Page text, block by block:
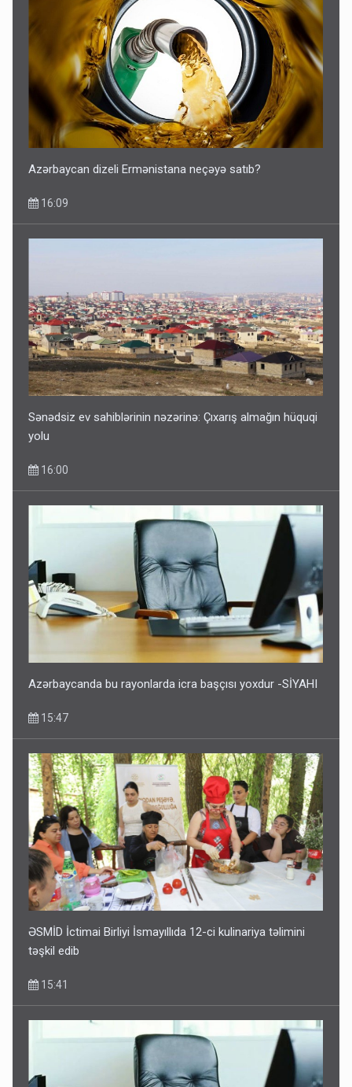
Azərbaycan dizeli Ermənistana neçəyə satıb?
16:09
Sənədsiz ev sahiblərinin nəzərinə: Çıxarış almağın hüquqi
yolu
16:00
Azərbaycanda bu rayonlarda icra başçısı yoxdur -SİYAHI
15:47
ƏSMİD İctimai Birliyi İsmayıllıda 12-ci kulinariya təlimini
təşkil edib
15:41